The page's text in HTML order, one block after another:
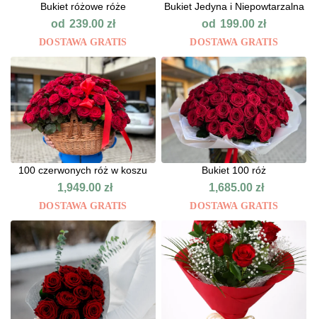
Bukiet różowe róże
od 239.00 zł
DOSTAWA GRATIS
Bukiet Jedyna i Niepowtarzalna
od 199.00zł
DOSTAWA GRATIS
100 czerwonych róż w koszu
1,949.00zł
DOSTAWA GRATIS
Bukiet 100 róż
1,685.00 zł
DOSTAWA GRATIS